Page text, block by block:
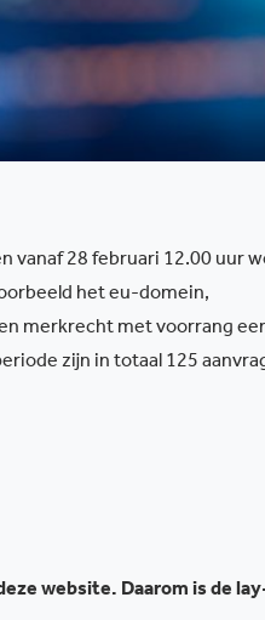
vanaf 28 februari 12.00 uur
het eu-domein,
merkrecht met voorrang
zijn in totaal 125
website. Daarom is de